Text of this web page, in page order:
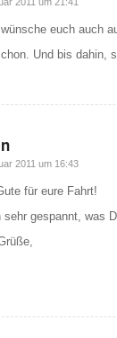
euch auch
Und bis dahin,
2011 um 16:43
für eure Fahrt!
sehr gespannt, was